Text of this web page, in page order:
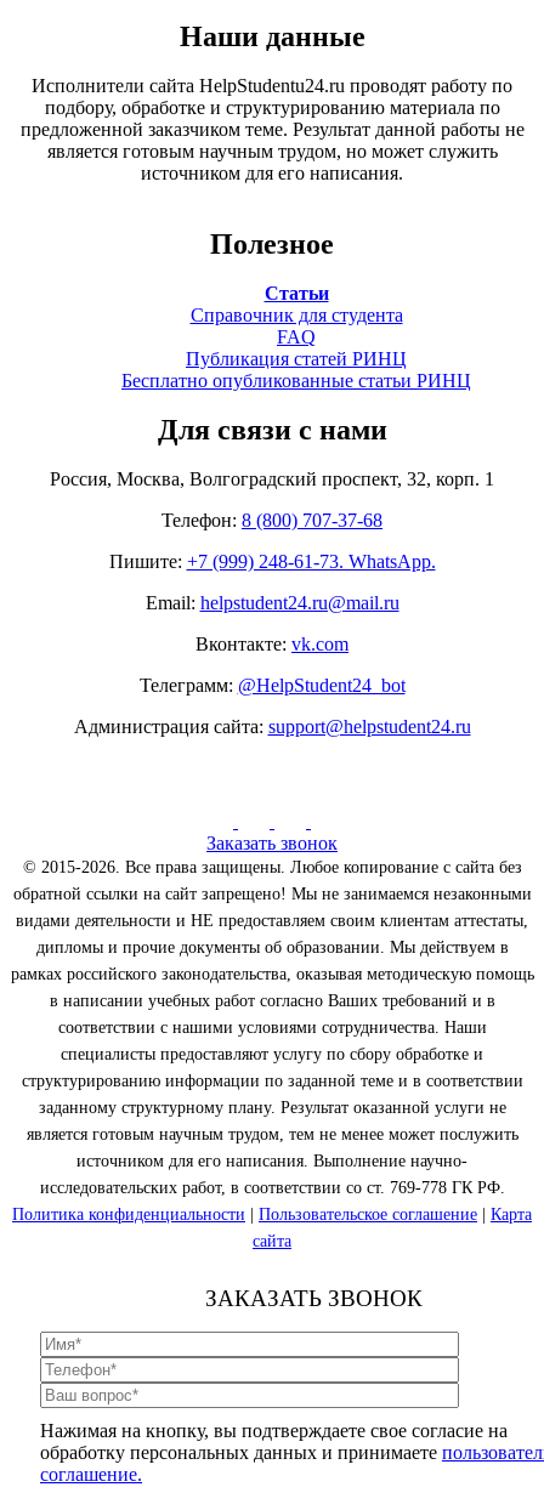
Наши данные
Исполнители сайта HelpStudentu24.ru проводят работу по
подбору, обработке и структурированию материала по
предложенной заказчиком теме. Результат данной работы не
является готовым научным трудом, но может служить
источником для его написания.
Полезное
Статьи
Справочник для студента
FAQ
Публикация статей РИНЦ
Бесплатно опубликованные статьи РИНЦ
Для связи с нами
Россия, Москва, Волгоградский проспект, 32, корп. 1
Телефон: 8 (800) 707-37-68
Пишите: +7 (999) 248-61-73. WhatsApp.
Email: helpstudent24.ru@mail.ru
Вконтакте: vk.com
Телеграмм: @HelpStudent24_bot
Администрация сайта: support@helpstudent24.ru
Заказать звонок
© 2015-2026. Все права защищены. Любое копирование с сайта без
обратной ссылки на сайт запрещено! Мы не занимаемся незаконными
видами деятельности и НЕ предоставляем своим клиентам аттестаты,
дипломы и прочие документы об образовании. Мы действуем в
рамках российского законодательства, оказывая методическую помощь
в написании учебных работ согласно Ваших требований и в
соответствии с нашими условиями сотрудничества. Наши
специалисты предоставляют услугу по сбору обработке и
структурированию информации по заданной теме и в соответствии
заданному структурному плану. Результат оказанной услуги не
является готовым научным трудом, тем не менее может послужить
источником для его написания. Выполнение научно-
исследовательских работ, в соответствии со ст. 769-778 ГК РФ.
Политика конфиденциальности
Пользовательское соглашение
Карта
сайта
ЗАКАЗАТЬ ЗВОНОК
Нажимая на кнопку, вы подтверждаете свое согласие на
обработку персональных данных и принимаете
соглашение.